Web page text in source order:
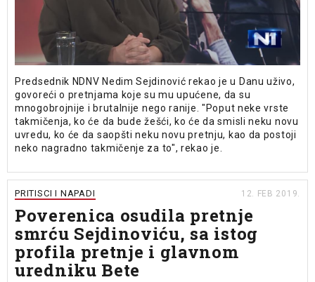
Predsednik NDNV Nedim Sejdinović rekao je u Danu uživo,
govoreći o pretnjama koje su mu upućene, da su
mnogobrojnije i brutalnije nego ranije. "Poput neke vrste
takmičenja, ko će da bude žešći, ko će da smisli neku novu
uvredu, ko će da saopšti neku novu pretnju, kao da postoji
neko nagradno takmičenje za to", rekao je.
PRITISCI I NAPADI 12. FEB 2019.
Poverenica osudila pretnje
smrću Sejdinoviću, sa istog
profila pretnje i glavnom
uredniku Bete